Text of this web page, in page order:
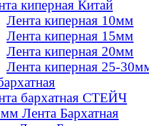
киперная Китай
Лента киперная 10мм
Лента киперная 15мм
Лента киперная 20мм
Лента киперная 25-
бархатная СТЕЙЧ
Лента Бархатная